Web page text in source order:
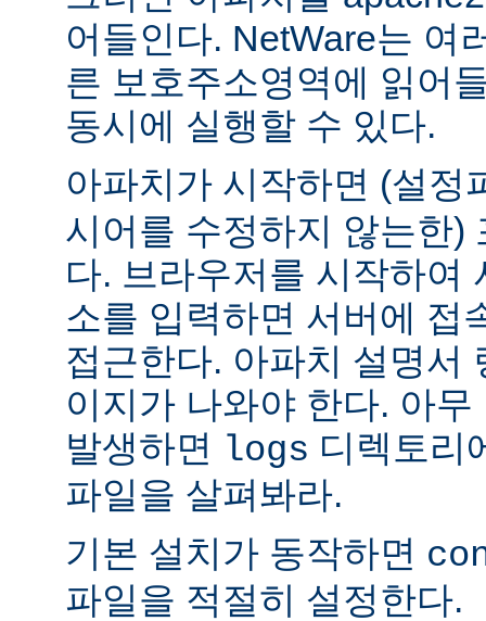
어들인다. NetWare는 여
른 보호주소영역에 읽어
동시에 실행할 수 있다.
아파치가 시작하면 (설정
시어를 수정하지 않는한)
다. 브라우저를 시작하여
소를 입력하면 서버에 접
접근한다. 아파치 설명서
이지가 나와야 한다. 아
발생하면 logs 디렉토리
파일을 살펴봐라.
기본 설치가 동작하면
파일을 적절히 설정한다.